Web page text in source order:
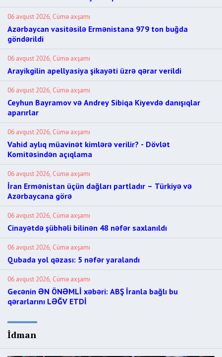
06 avqust 2026, Cümə axşamı
Azərbaycan vasitəsilə Ermənistana 979 ton buğda
göndərildi
06 avqust 2026, Cümə axşamı
Arayikgilin apellyasiya şikayəti üzrə qərar verildi
06 avqust 2026, Cümə axşamı
Ceyhun Bayramov və Andrey Sibiqa Kiyevdə danışıqlar
aparırlar
06 avqust 2026, Cümə axşamı
Vahid aylıq müavinət kimlərə verilir? - Dövlət
Komitəsindən açıqlama
06 avqust 2026, Cümə axşamı
İran Ermənistan üçün dağları partladır – Türkiyə və
Azərbaycana görə
06 avqust 2026, Cümə axşamı
Cinayətdə şübhəli bilinən 48 nəfər saxlanıldı
06 avqust 2026, Cümə axşamı
Qubada yol qəzası: 5 nəfər yaralandı
06 avqust 2026, Cümə axşamı
Gecənin ƏN ÖNƏMLİ xəbəri: ABŞ İranla bağlı bu
qərarlarını LƏĞV ETDİ
İdman